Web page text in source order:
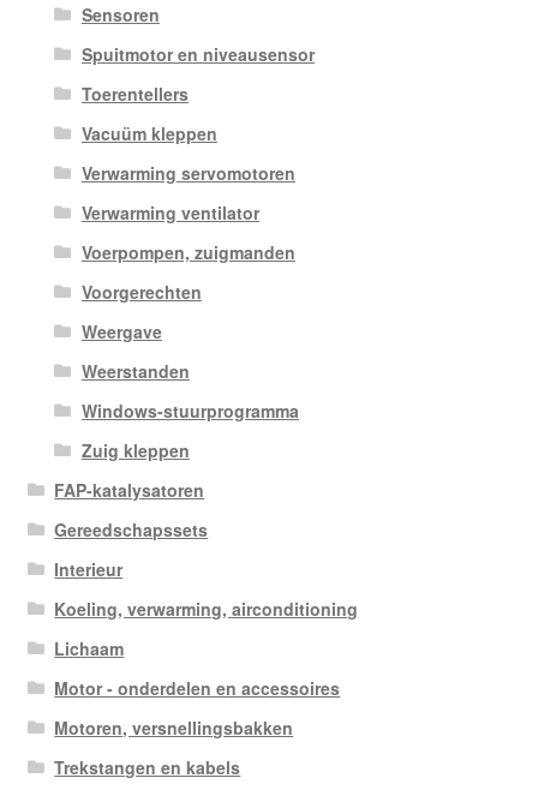
Sensoren
Spuitmotor en niveausensor
Toerentellers
Vacuüm kleppen
Verwarming servomotoren
Verwarming ventilator
Voerpompen, zuigmanden
Voorgerechten
Weergave
Weerstanden
Windows-stuurprogramma
Zuig kleppen
FAP-katalysatoren
Gereedschapssets
Interieur
Koeling, verwarming, airconditioning
Lichaam
Motor - onderdelen en accessoires
Motoren, versnellingsbakken
Trekstangen en kabels